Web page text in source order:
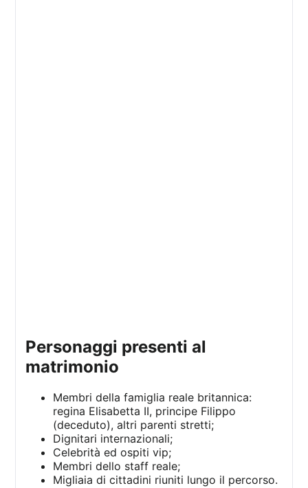
Personaggi presenti al
matrimonio
Membri della famiglia reale britannica:
regina Elisabetta II, principe Filippo
(deceduto), altri parenti stretti;
Dignitari internazionali;
Celebrità ed ospiti vip;
Membri dello staff reale;
Migliaia di cittadini riuniti lungo il percorso.